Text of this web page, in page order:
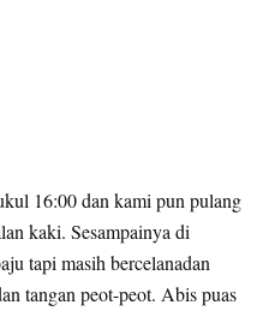
16:00 dan kami pun pulang
kaki. Sesampainya di
tapi masih bercelanadan
tangan peot-peot. Abis puas